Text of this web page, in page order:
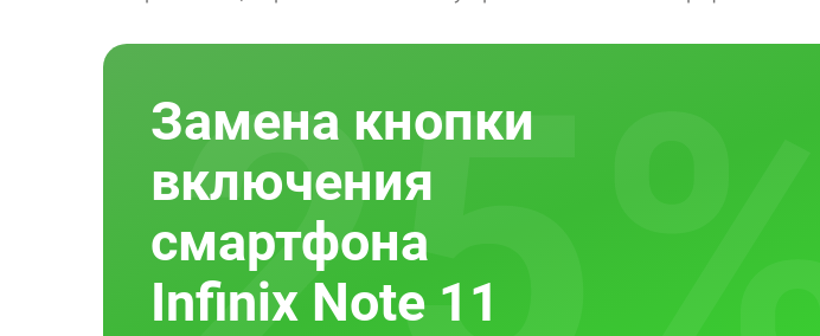
Замена кнопки
включения
смартфона
Infinix Note 11